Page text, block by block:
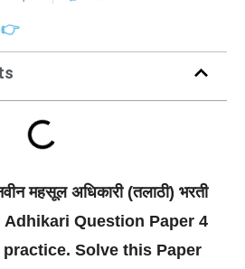
👉
महसूल अधिकारी (तलाठी) भरती
Adhikari Question Paper 4
Solve this Paper